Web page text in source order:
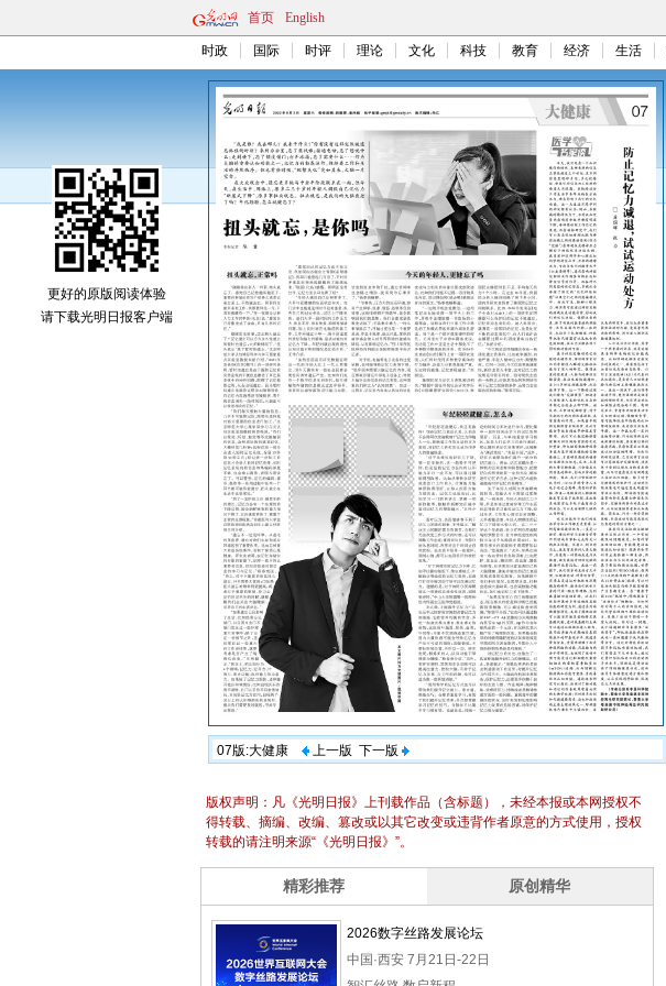
首页 English
时政 国际 时评 理论 文化 科技 教育 经济 生活
07版:大健康 上一版 下一版
更好的原版阅读体验
请下载光明日报客户端